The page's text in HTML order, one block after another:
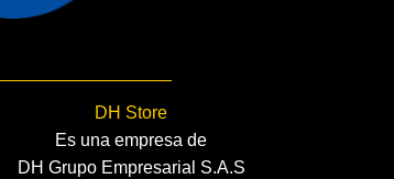
DH Store
Es una empresa de
DH Grupo Empresarial S.A.S